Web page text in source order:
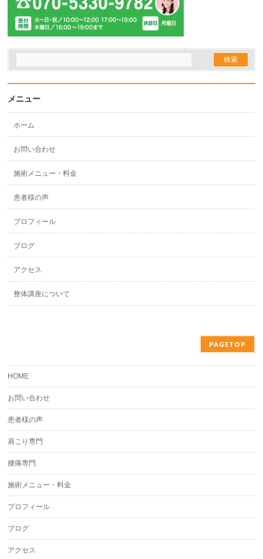
メニュー
ホーム
お問い合わせ
施術メニュー・料金
患者様の声
プロフィール
ブログ
アクセス
整体講座について
PAGETOP
HOME
お問い合わせ
患者様の声
肩こり専門
腰痛専門
施術メニュー・料金
プロフィール
ブログ
アクセス